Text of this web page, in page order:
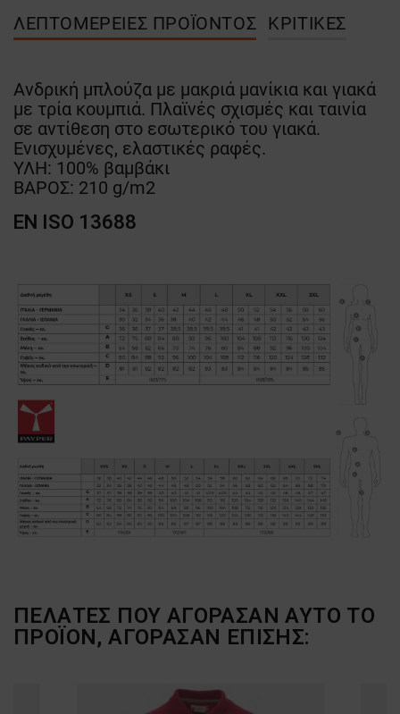
ΛΕΠΤΟΜΈΡΕΙΕΣ ΠΡΟΪΌΝΤΟΣ ΚΡΙΤΙΚΈΣ
Ανδρική μπλούζα με μακριά μανίκια και γιακά
με τρία κουμπιά. Πλαϊνές σχισμές και ταινία
σε αντίθεση στο εσωτερικό του γιακά.
Ενισχυμένες, ελαστικές ραφές.
ΥΛΗ: 100% βαμβάκι
ΒΑΡΟΣ: 210 g/m2
EN ISO 13688
ΠΕΛΆΤΕΣ ΠΟΥ ΑΓΌΡΑΣΑΝ ΑΥΤΌ ΤΟ
ΠΡΟΪΌΝ, ΑΓΌΡΑΣΑΝ ΕΠΊΣΗΣ: